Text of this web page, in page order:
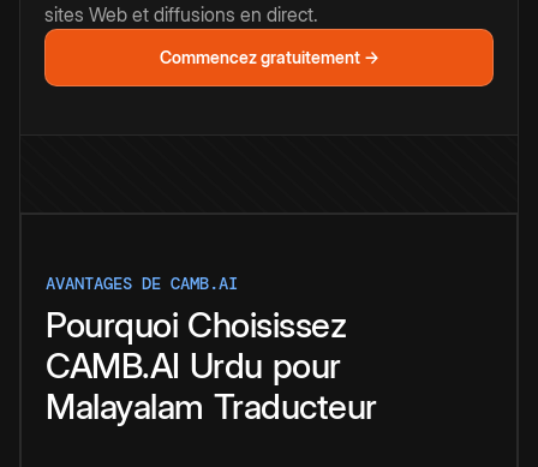
sites Web et diffusions en direct.
Commencez gratuitement →
AVANTAGES DE CAMB.AI
Pourquoi Choisissez
CAMB.AI Urdu pour
Malayalam Traducteur